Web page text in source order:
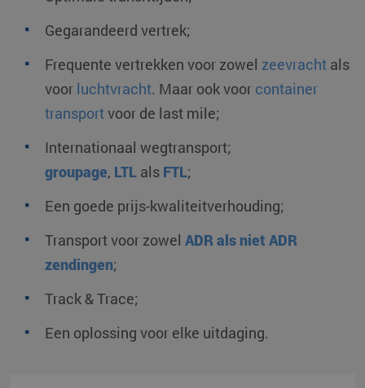
Gegarandeerd vertrek;
Frequente vertrekken voor zowel zeevracht als
voor luchtvracht. Maar ook voor container
transportvoor de last mile;
Internationaal wegtransport;
groupage, LTL als FTL;
Een goede prijs-kwaliteitverhouding;
Transport voor zowel ADR als niet ADR
zendingen;
Track & Trace;
Een oplossing voor elke uitdaging.